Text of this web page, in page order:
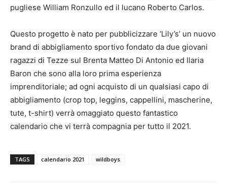
pugliese William Ronzullo ed il lucano Roberto Carlos.
Questo progetto è nato per pubblicizzare ‘Lily’s’ un nuovo
brand di abbigliamento sportivo fondato da due giovani
ragazzi di Tezze sul Brenta Matteo Di Antonio ed Ilaria
Baron che sono alla loro prima esperienza
imprenditoriale; ad ogni acquisto di un qualsiasi capo di
abbigliamento (crop top, leggins, cappellini, mascherine,
tute, t-shirt) verrà omaggiato questo fantastico
calendario che vi terrà compagnia per tutto il 2021.
TAGS calendario 2021 wildboys